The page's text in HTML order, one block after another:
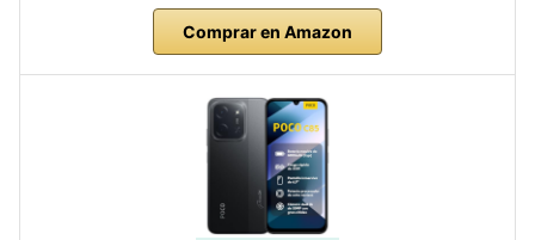
Comprar en Amazon